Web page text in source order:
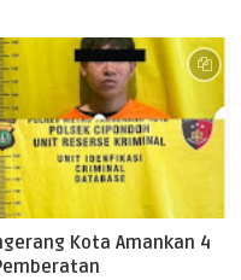
Kota Amankan 4